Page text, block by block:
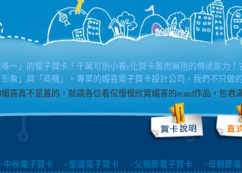
一」的電子賀卡！千萬可別小看e化賀卡風雨無阻的傳遞能力！
象」與「商機」。專業的媚喜電子賀卡設計公司，我們不只做
喜真不是蓋的，就請各位看倌慢慢欣賞媚喜的ecard作品，包君
>中秋電子賀卡 >聖誕電子賀卡 >父親節電子賀卡 >母親節